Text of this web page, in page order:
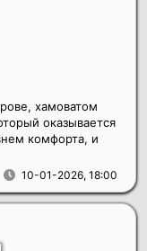
10-01-2026, 18:00
хамоватом
оказывается
комфорта, и